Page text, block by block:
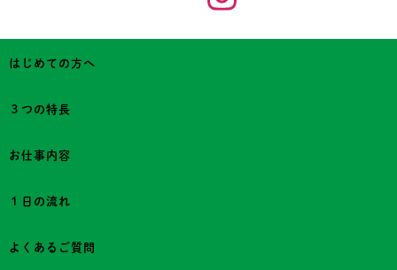
はじめての方へ
３つの特長
お仕事内容
１日の流れ
よくあるご質問